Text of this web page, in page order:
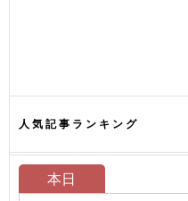
人気記事ランキング
本日